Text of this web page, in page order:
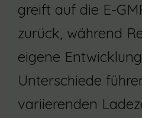
greift auf die E-
zurück, während
eigene
Unterschiede
variierenden